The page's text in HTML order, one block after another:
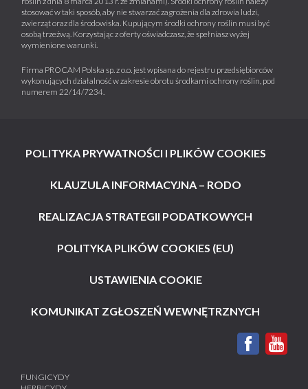
stosować w taki sposób, aby nie stwarzać zagrożenia dla zdrowia ludzi,
zwierząt oraz dla środowiska. Kupującym środki ochrony roślin musi być
osobą trzeźwą. Korzystając z oferty oświadczasz, że spełniasz wyżej
wymienione warunki.
Firma PROCAM Polska sp. z o.o. jest wpisana do rejestru przedsiębiorców
wykonujących działalność w zakresie obrotu środkami ochrony roślin, pod
numerem 22/14/7234.
POLITYKA PRYWATNOŚCI I PLIKÓW COOKIES
KLAUZULA INFORMACYJNA – RODO
REALIZACJA STRATEGII PODATKOWYCH
POLITYKA PLIKÓW COOKIES (EU)
USTAWIENIA COOKIE
KOMUNIKAT ZGŁOSZEŃ WEWNĘTRZNYCH
FUNGICYDY